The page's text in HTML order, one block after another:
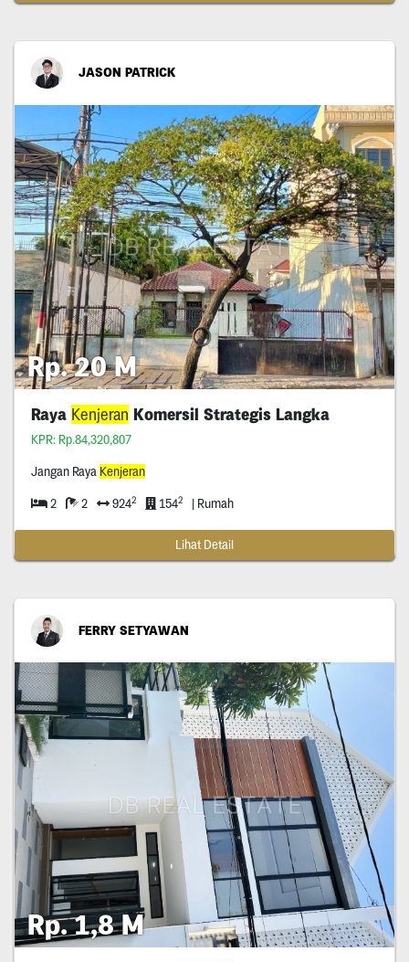
JASON PATRICK
Rp. 20 M
Raya Kenjeran Komersil Strategis Langka
KPR: Rp.84,320,807
Jangan Raya Kenjeran
2 2 9242 1542 | Rumah
Lihat Detail
FERRY SETYAWAN
Rp. 1,8 M